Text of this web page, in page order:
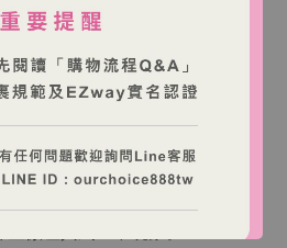
或敏弱肌建議先局部測試（如耳
認無不適再正常使用。
黏膜；若不慎入眼請以清水沖
搔癢等不適，請停止使用並諮詢
避免高溫與日照；產品含天然來